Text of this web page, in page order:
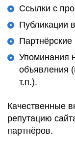
Ссылки с
Публикации
Упоминания
объявления
т.п.).
Качественные
репутацию
партнёров.